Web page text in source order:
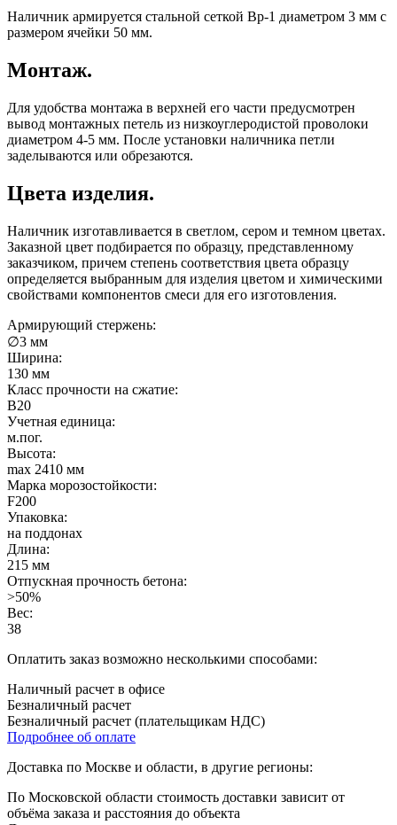
Наличник армируется стальной сеткой Вр-1 диаметром 3 мм с
размером ячейки 50 мм.
Монтаж.
Для удобства монтажа в верхней его части предусмотрен
вывод монтажных петель из низкоуглеродистой проволоки
диаметром 4-5 мм. После установки наличника петли
заделываются или обрезаются.
Цвета изделия.
Наличник изготавливается в светлом, сером и темном цветах.
Заказной цвет подбирается по образцу, представленному
заказчиком, причем степень соответствия цвета образцу
определяется выбранным для изделия цветом и химическими
свойствами компонентов смеси для его изготовления.
Армирующий стержень:
∅3 мм
Ширина:
130 мм
Класс прочности на сжатие:
B20
Учетная единица:
м.пог.
Высота:
max 2410 мм
Марка морозостойкости:
F200
Упаковка:
на поддонах
Длина:
215 мм
Отпускная прочность бетона:
>50%
Вес:
38
Оплатить заказ возможно несколькими способами:
Наличный расчет в офисе
Безналичный расчет
Безналичный расчет (плательщикам НДС)
Подробнее об оплате
Доставка по Москве и области, в другие регионы:
По Московской области стоимость доставки зависит от
объёма заказа и расстояния до объекта